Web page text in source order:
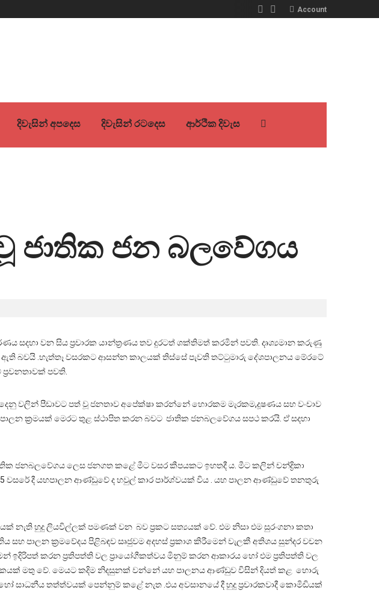
Account
දිවැසින් අපදෙස දිවැසින් රටදෙස ආර්ථික දිවැස
ජාතික ජන බලවේගය
වන සිය ප්‍රචාරක යාන්ත්‍රණය තව දුරටත් ශක්තිමත් කරමින් පවති. දෘශ්‍යමාන කරුණු
බවයි .හැත්තෑ වසරකට ආසන්න කාලයක් තිස්සේ පැවති තට්ටුමාරු දේශපාලනය මේරටේ
පවති.
වලින් පීඩාවට පත් වූ ජනතාව අපේක්ෂා කරන්නේ හොරකම මැරකම,දූෂණය සහ වංචාව
ක්‍රමයක් මෙරට තුළ ස්ථාපිත කරන බවට ජාතික ජනබලවේගය සපථ කරයි. ඒ සදහා
ජනබලවේගය ලෙස ජනගත කළේ මීට වසර කීපයකට ඉහතදී ය. මීට කලින් චන්ද්‍රිකා
දී යහපාලන ආණ්ඩුවේ ද හවුල් කාර පාර්ශ්වයක් විය . යහ පාලන ආණ්ඩුවේ තනතුරු
නැති හුදු ලියවිල්ලක් පමණක් වන බව ප්‍රකට සත්‍යයක් වේ. එම නිසා එම සුරංගනා කතා
පාලන ක්‍රමවේදය පිළිබඳව සෘජුවම අදහස් ප්‍රකාශ කිරීමෙන් වැලකී අතිශය සුන්දර වචන
ඉදිරිපත් කරන ප්‍රතිපත්ති වල ප්‍රායෝගීකත්වය මිනුම් කරන ආකාරය හෝ එම ප්‍රතිපත්ති වල
මතු වේ. මෙයට කදිම නිදසුනක් වන්නේ යහ පාලනය ආණ්ඩුව විසින් දියත් කළ හොරු
සාධනීය තත්ත්වයක් පෙන්නුම් කළේ නැත .එය අවසානයේ දී හුදු ප්‍රචාරකවාදී කොමිඩියක්